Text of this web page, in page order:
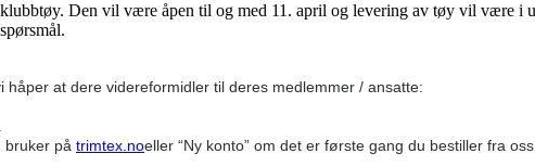
Den vil være åpen til og med 11. april og levering av tøy vil være i
at dere videreformidler til deres medlemmer / ansatte:
bruker på trimtex.noeller “Ny konto” om det er første gang du bestiller fra